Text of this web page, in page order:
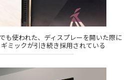
も使われた、ディスプレーを開いた際に
ミックが引き続き採用されている